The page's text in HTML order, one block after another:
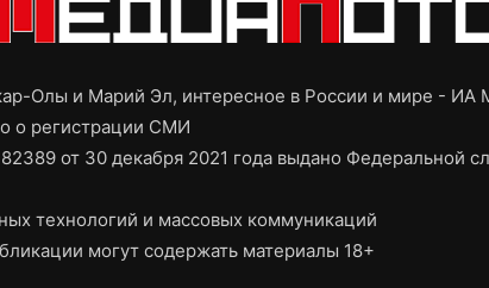
Олы и Марий Эл, интересное в России и мире - ИА
о регистрации СМИ
от 30 декабря 2021 года выдано Федеральной
технологий и массовых коммуникаций
могут содержать материалы 18+